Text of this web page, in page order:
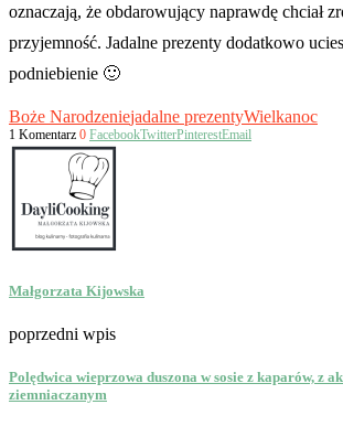
oznaczają, że obdarowujący naprawdę chciał
przyjemność. Jadalne prezenty dodatkowo
podniebienie 🙂
Boże Narodzeniejadalne prezentyWielkanoc
1 Komentarz 0 FacebookTwitterPinterestEmail
Małgorzata Kijowska
poprzedni wpis
Polędwica wieprzowa duszona w sosie z kaparów, z
ziemniaczanym